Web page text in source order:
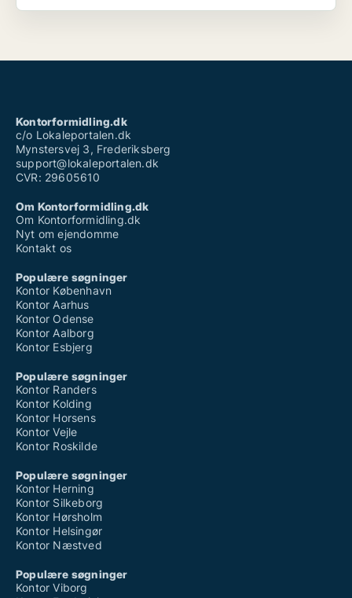
Kontorformidling.dk
c/o Lokaleportalen.dk
Mynstersvej 3, Frederiksberg
support@lokaleportalen.dk
CVR: 29605610
Om Kontorformidling.dk
Om Kontorformidling.dk
Nyt om ejendomme
Kontakt os
Populære søgninger
Kontor København
Kontor Aarhus
Kontor Odense
Kontor Aalborg
Kontor Esbjerg
Populære søgninger
Kontor Randers
Kontor Kolding
Kontor Horsens
Kontor Vejle
Kontor Roskilde
Populære søgninger
Kontor Herning
Kontor Silkeborg
Kontor Hørsholm
Kontor Helsingør
Kontor Næstved
Populære søgninger
Kontor Viborg